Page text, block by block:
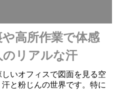
高所作業で体感
のリアルな汗
いオフィスで図面を見る空
と粉じんの世界です。特に